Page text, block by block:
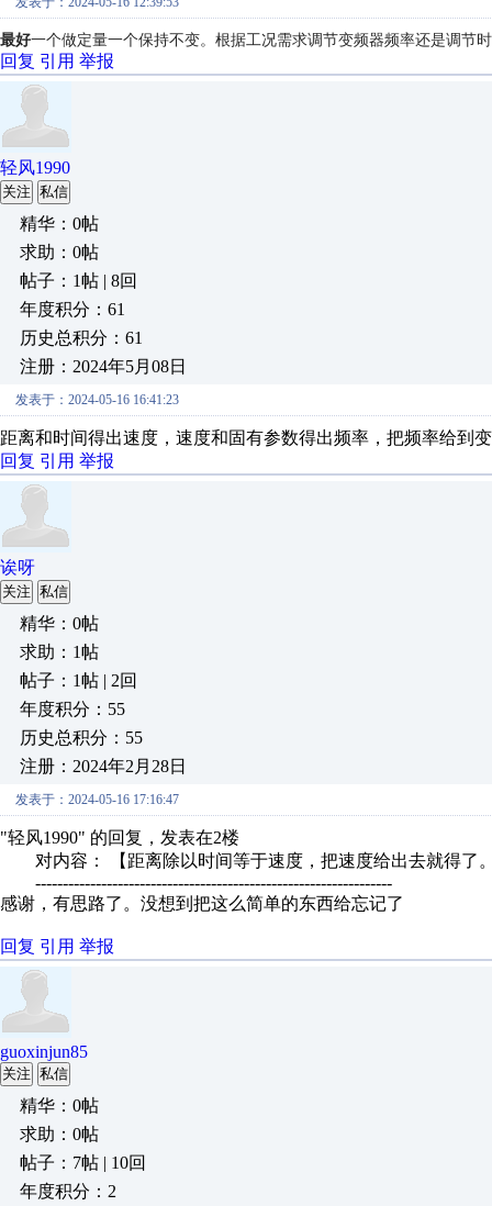
最好一个做定量一个保持不变。根据工况需求调节变频器频率还是调节
回复 引用 举报
轻风1990
关注 私信
精华：0帖
求助：0帖
帖子：1帖 | 8回
年度积分：61
历史总积分：61
注册：2024年5月08日
发表于：2024-05-16 16:41:23
距离和时间得出速度，速度和固有参数得出频率，把频率给到
回复 引用 举报
诶呀
关注 私信
精华：0帖
求助：1帖
帖子：1帖 | 2回
年度积分：55
历史总积分：55
注册：2024年2月28日
发表于：2024-05-16 17:16:47
"轻风1990" 的回复，发表在2楼
对内容： 【距离除以时间等于速度，把速度给出去就得了
-----------------------------------------------------------------
感谢，有思路了。没想到把这么简单的东西给忘记了
回复 引用 举报
guoxinjun85
关注 私信
精华：0帖
求助：0帖
帖子：7帖 | 10回
年度积分：2